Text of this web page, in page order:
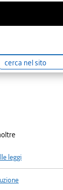
Ricerca
leggi